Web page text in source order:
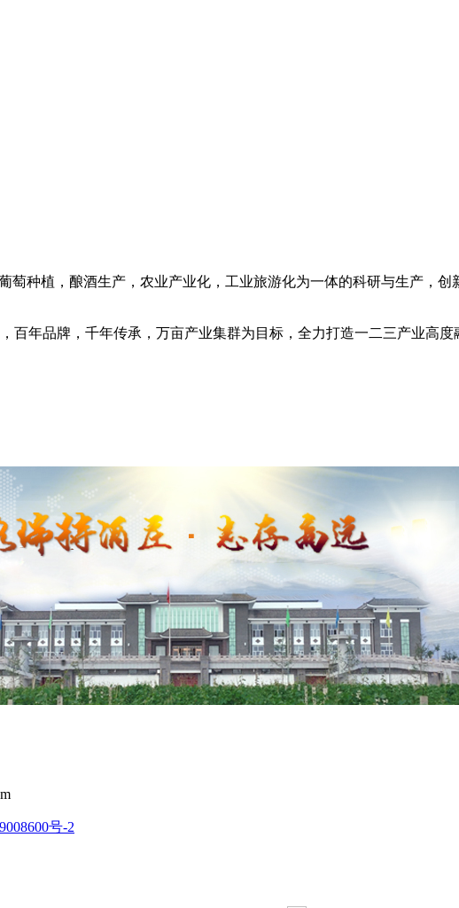
种植，酿酒生产，农业产业化，工业旅游化为一体的科研与生产，创
年品牌，千年传承，万亩产业集群为目标，全力打造一二三产业高度
号-2